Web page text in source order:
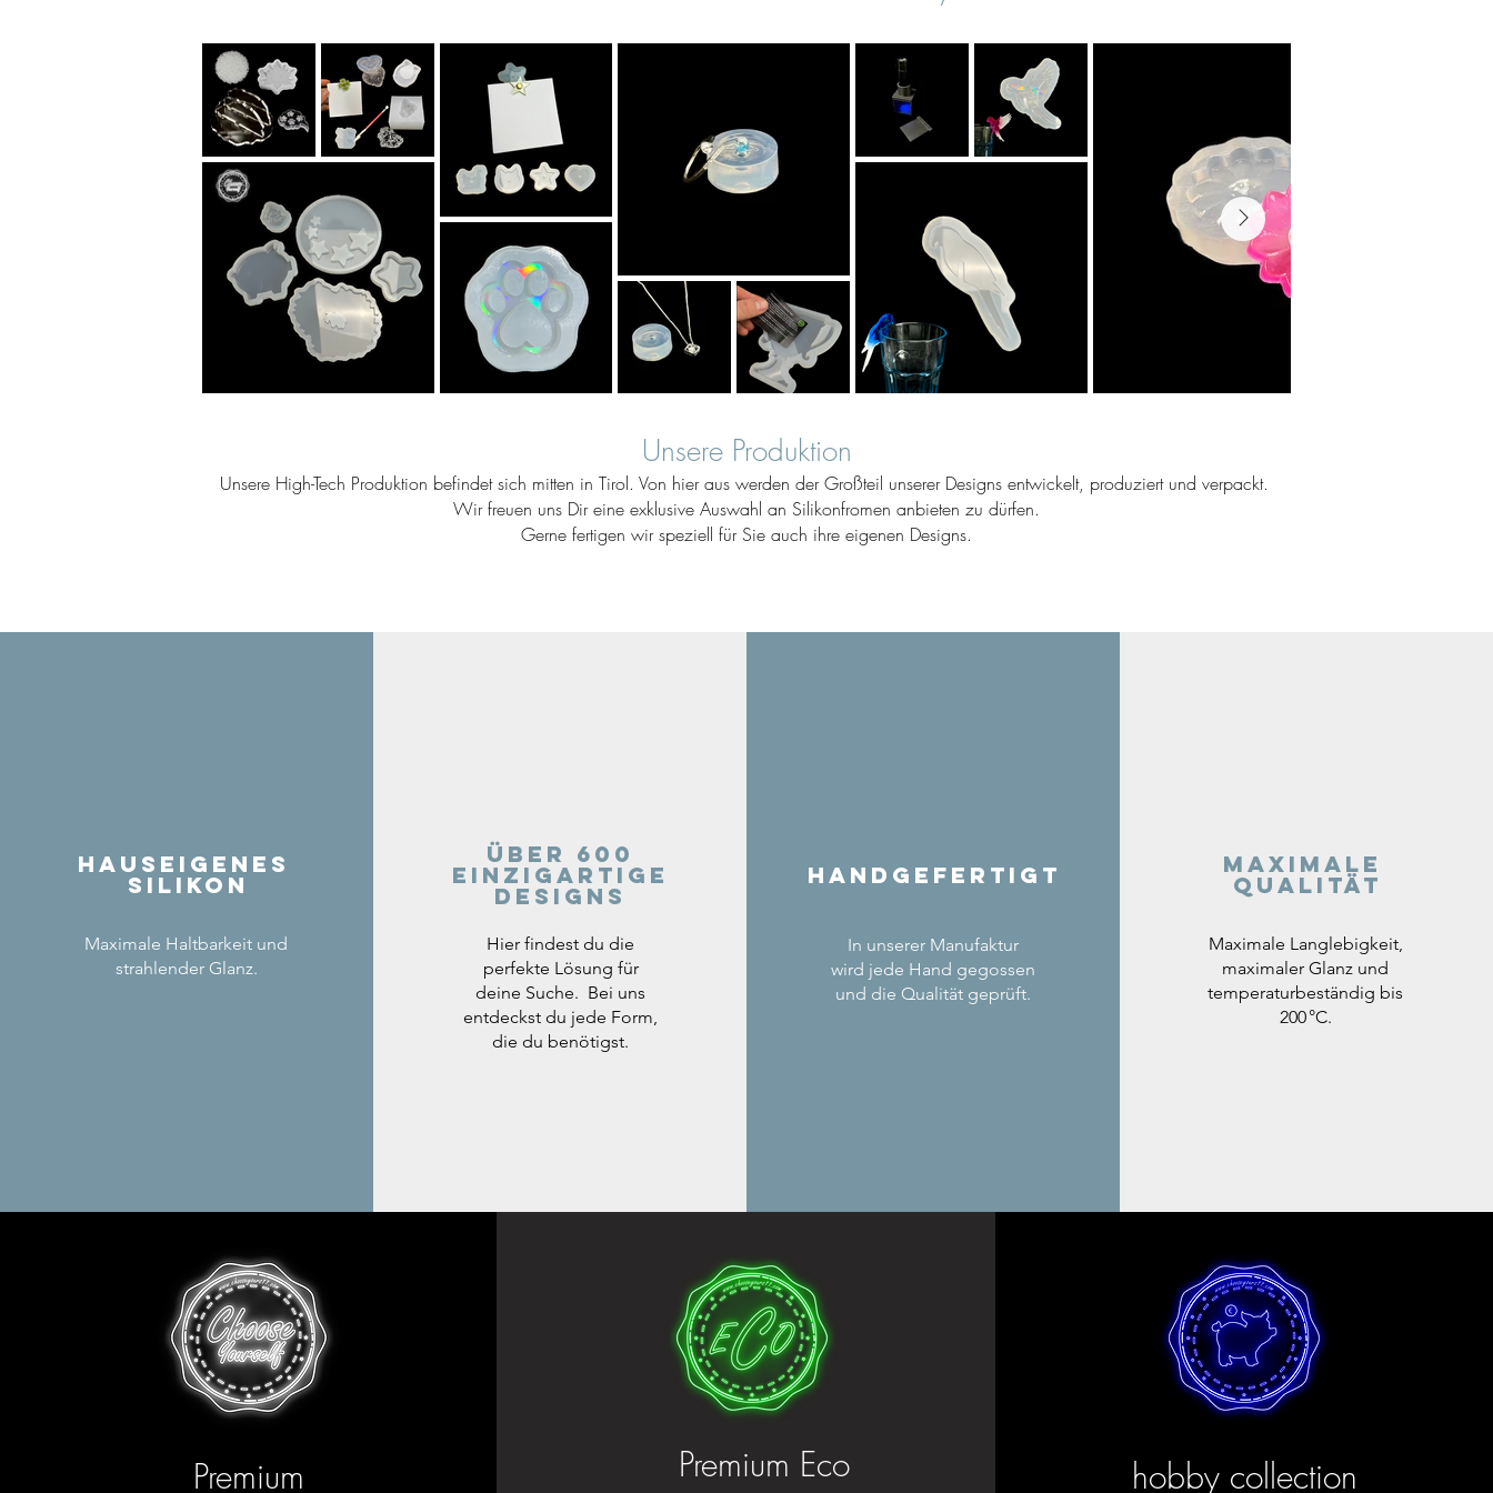
Unsere Produktion
Unsere High-Tech Produktion befindet sich mitten in Tirol. Von hier aus werden der Großteil unserer Designs entwickelt, produziert und verpackt.
Wir freuen uns Dir eine exklusive Auswahl an Silikonfromen anbieten zu dürfen.
Gerne fertigen wir speziell für Sie auch ihre eigenen Designs.
Hauseigenes
Silikon
Maximale Haltbarkeit und
strahlender Glanz.
Über 600
einzigartige
Designs
Hier findest du die
perfekte Lösung für
deine Suche. Bei uns
entdeckst du jede Form,
die du benötigst.
Handgefertigt
In unserer Manufaktur
wird jede Hand gegossen
und die Qualität geprüft.
Maximale
Qualität
Maximale Langlebigkeit,
maximaler Glanz und
temperaturbeständig bis
200 °C.
Premium Premium Eco hobby collection